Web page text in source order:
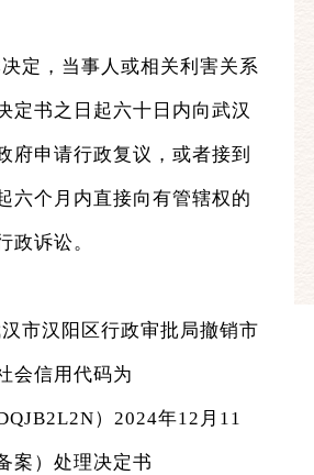
定，当事人或相关利害关系
定书之日起六十日内向武汉
府申请行政复议，或者接到
六个月内直接向有管辖权的
政诉讼。
市汉阳区行政审批局撤销市
会信用代码为
）2024年12月11
案 ）处理决定书